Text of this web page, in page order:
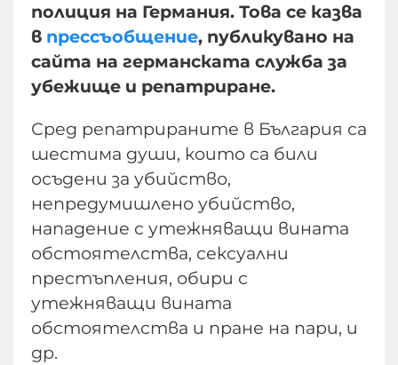
полиция на Германия. Това се казва
в прессъобщение, публикувано на
сайта на германската служба за
убежище и репатриране.
Сред репатрираните в България са
шестима души, които са били
осъдени за убийство,
непредумишлено убийство,
нападение с утежняващи вината
обстоятелства, сексуални
престъпления, обири с
утежняващи вината
обстоятелства и пране на пари, и
др.